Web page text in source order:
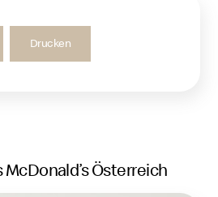
Drucken
Österreich